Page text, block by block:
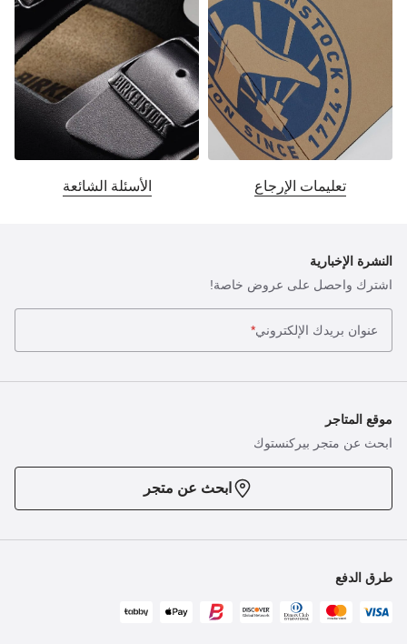
تعليمات الإرجاع الأسئلة الشائعة
النشرة الإخبارية
اشترك واحصل على عروض خاصة!
عنوان بريدك الإلكتروني*
موقع المتاجر
ابحث عن متجر بيركنستوك
ابحث عن متجر
طرق الدفع